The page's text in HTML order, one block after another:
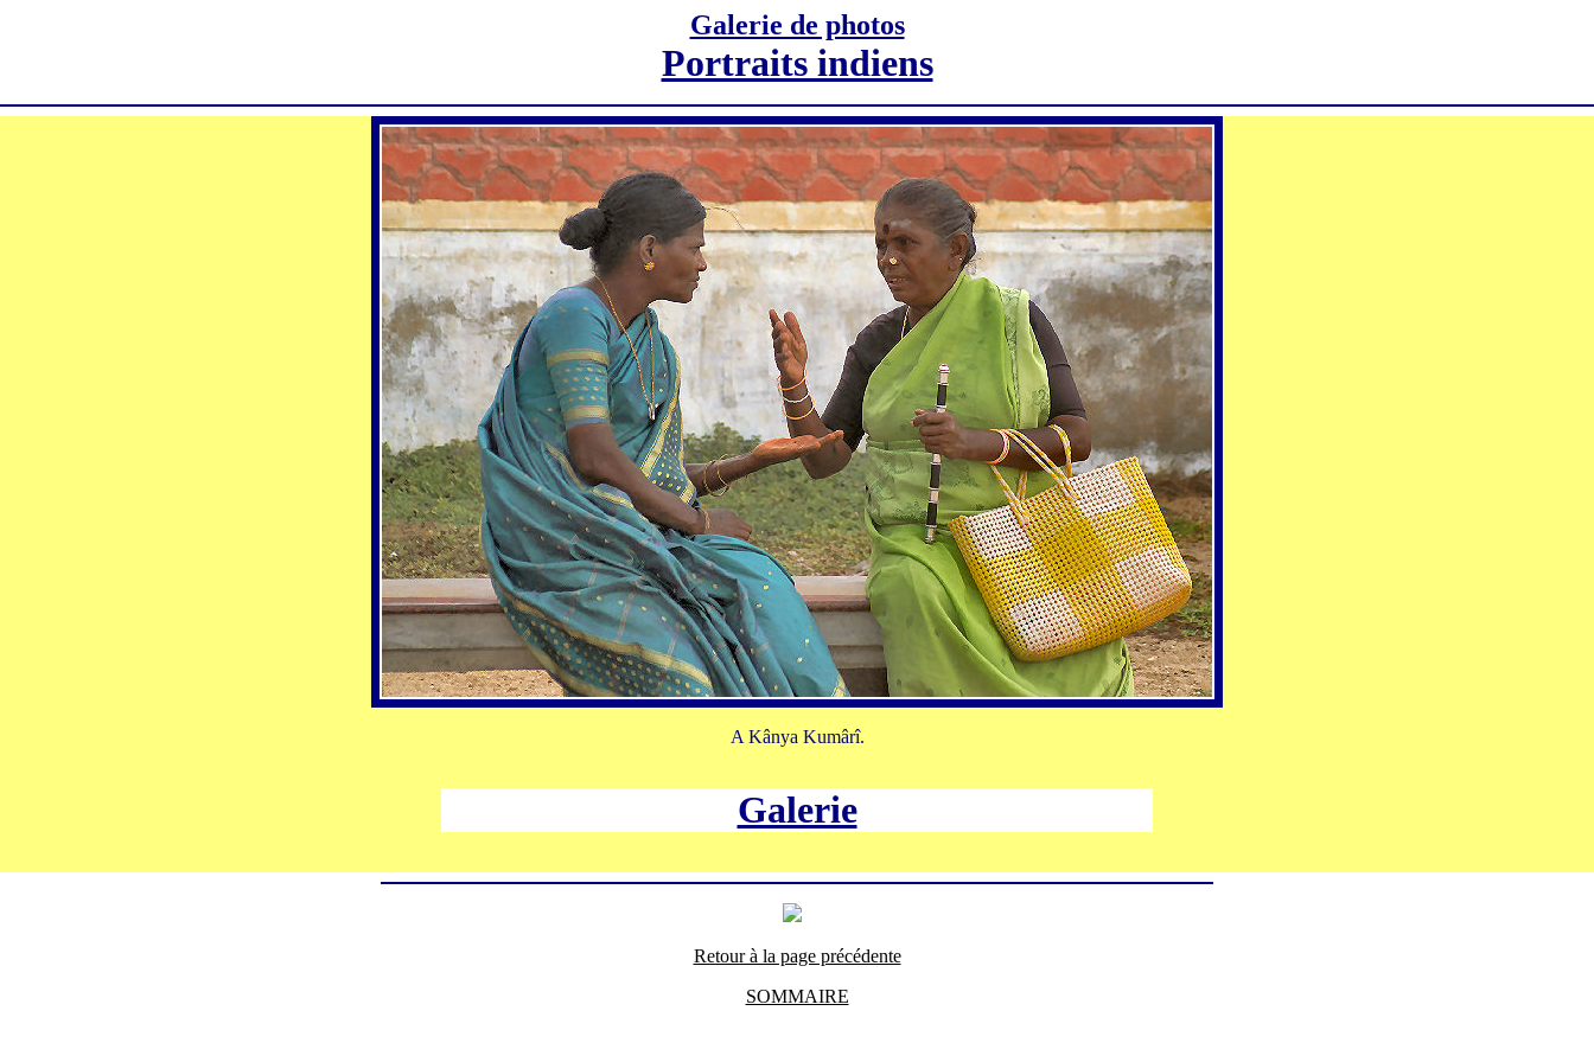
Galerie de photos
Portraits indiens
A Kânya Kumârî.
Galerie
Retour à la page précédente
SOMMAIRE